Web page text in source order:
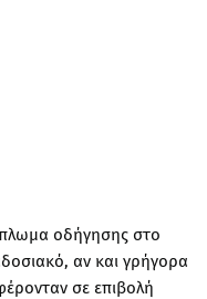
οδήγησης στο
αν και γρήγορα
σε επιβολή